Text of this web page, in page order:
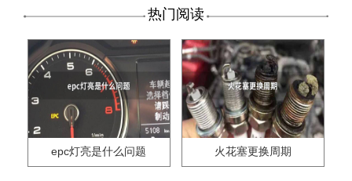
热门阅读
epc灯亮是什么问题 火花塞更换周期